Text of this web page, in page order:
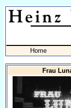
Home
Frau